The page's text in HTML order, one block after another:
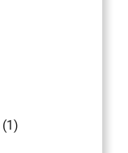
(1)